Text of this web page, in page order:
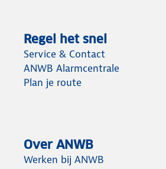
Regel het snel
Service & Contact
ANWB Alarmcentrale
Plan je route
Over ANWB
Werken bij ANWB